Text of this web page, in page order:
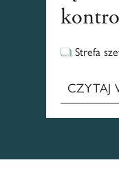
Strefa
CZYTAJ